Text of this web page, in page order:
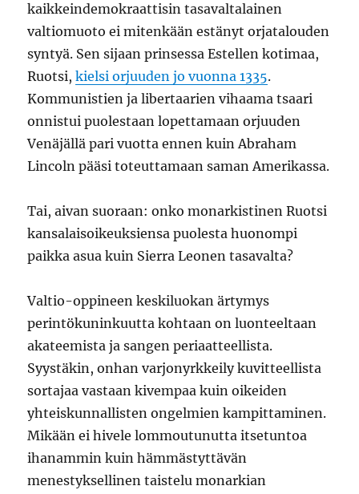
kaikkeindemokraattisin tasavaltalainen
valtiomuoto ei mitenkään estänyt orjatalouden
syntyä. Sen sijaan prinsessa Estellen kotimaa,
Ruotsi,kielsi orjuuden jo vuonna 1335.
Kommunistien ja libertaarien vihaama tsaari
onnistui puolestaan lopettamaan orjuuden
Venäjällä pari vuotta ennen kuin Abraham
Lincoln pääsi toteuttamaan saman Amerikassa.
Tai, aivan suoraan: onko monarkistinen Ruotsi
kansalaisoikeuksiensa puolesta huonompi
paikka asua kuin Sierra Leonen tasavalta?
Valtio-oppineen keskiluokan ärtymys
perintökuninkuutta kohtaan on luonteeltaan
akateemista ja sangen periaatteellista.
Syystäkin, onhan varjonyrkkeily kuvitteellista
sortajaa vastaan kivempaa kuin oikeiden
yhteiskunnallisten ongelmien kampittaminen.
Mikään ei hivele lommoutunutta itsetuntoa
ihanammin kuin hämmästyttävän
menestyksellinen taistelu monarkian